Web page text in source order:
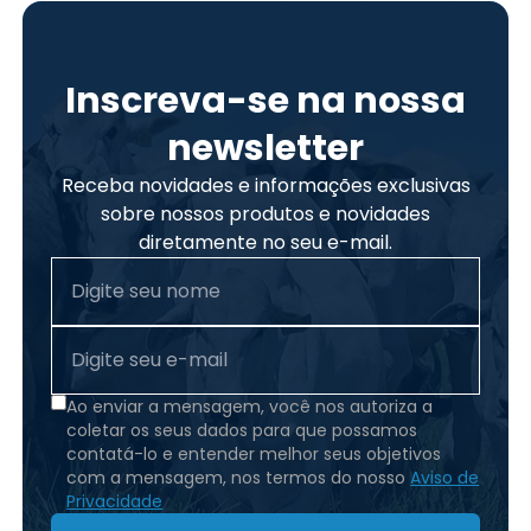
Inscreva-se na nossa
newsletter
Receba novidades e informações exclusivas
sobre nossos produtos e novidades
diretamente no seu e-mail.
Ao enviar a mensagem, você nos autoriza a
coletar os seus dados para que possamos
contatá-lo e entender melhor seus objetivos
com a mensagem, nos termos do nossoAviso de
Privacidade